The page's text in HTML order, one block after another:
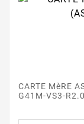
CARTE MèRE
G41M-VS3-